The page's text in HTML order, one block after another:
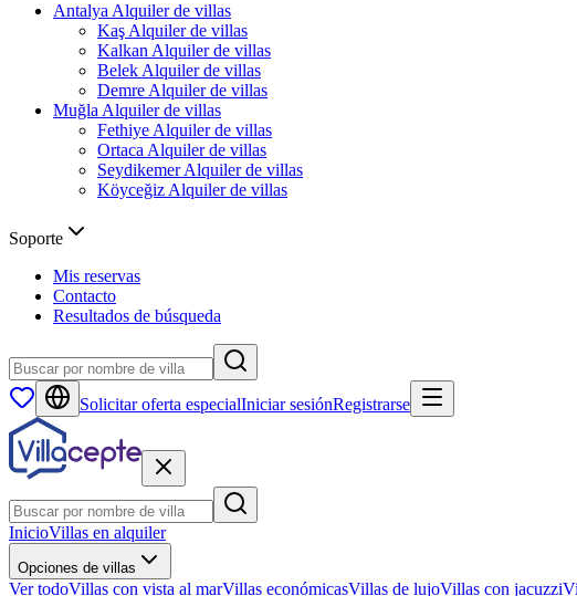
Antalya Alquiler de villas
Kaş Alquiler de villas
Kalkan Alquiler de villas
Belek Alquiler de villas
Demre Alquiler de villas
Muğla Alquiler de villas
Fethiye Alquiler de villas
Ortaca Alquiler de villas
Seydikemer Alquiler de villas
Köyceğiz Alquiler de villas
Soporte
Mis reservas
Contacto
Resultados de búsqueda
Solicitar oferta especialIniciar sesiónRegistrarse
InicioVillas en alquiler
Opciones de villas
Ver todoVillas con vista al marVillas económicasVillas de lujoVillas con jacuzzi